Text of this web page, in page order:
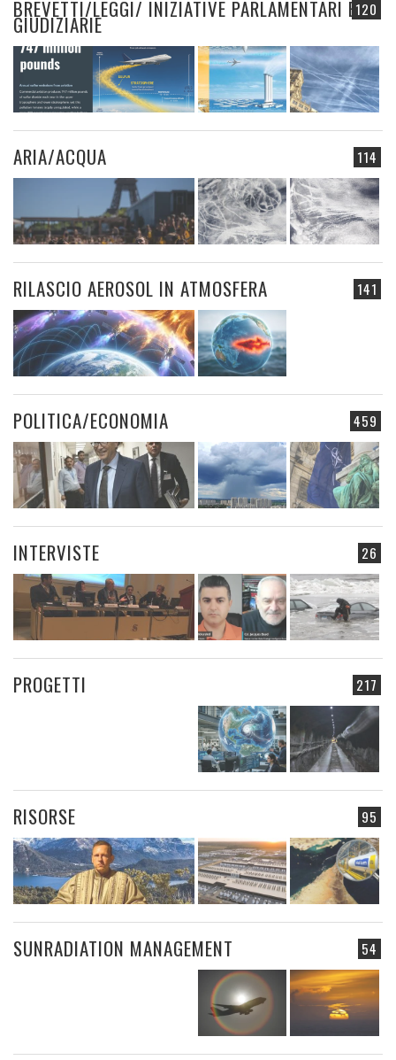
120
BREVETTI/LEGGI/ INIZIATIVE PARLAMENTARI E
GIUDIZIARIE
114
ARIA/ACQUA
141
RILASCIO AEROSOL IN ATMOSFERA
459
POLITICA/ECONOMIA
26
INTERVISTE
217
PROGETTI
95
RISORSE
54
SUNRADIATION MANAGEMENT